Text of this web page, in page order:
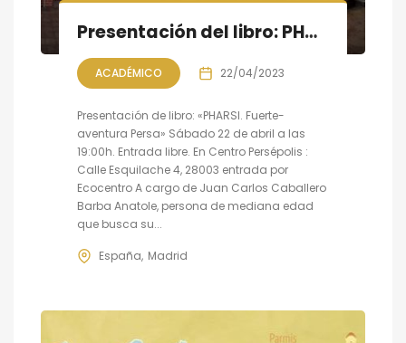
Presentación del libro: PHARSI. Fuerte-aventura Persa
ACADÉMICO 22/04/2023
Presentación de libro: «PHARSI. Fuerte-
aventura Persa» Sábado 22 de abril a las
19:00h. Entrada libre. En Centro Persépolis :
Calle Esquilache 4, 28003 entrada por
Ecocentro A cargo de Juan Carlos Caballero
Barba Anatole, persona de mediana edad
que busca su...
España Madrid